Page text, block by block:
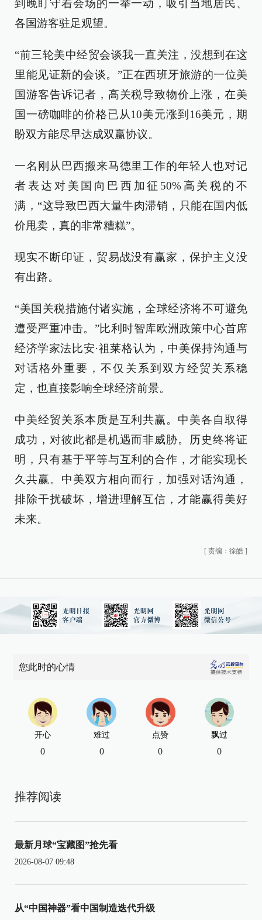
到晚盯守着会场的一举一动，吸引当地居民、
各国游客驻足观望。
“前三轮美中经贸会谈我一直关注，没想到在这
里能见证新的会谈。”正在西班牙旅游的一位美
国游客告诉记者，高关税导致物价上涨，在美
国一磅咖啡的价格已从10美元涨到16美元，期
盼双方能尽早达成双赢协议。
一名刚从巴西搬来马德里工作的年轻人也对记
者表达对美国向巴西加征50%高关税的不
满，“这导致巴西大量牛肉滞销，只能在国内低
价甩卖，真的非常糟糕”。
现实不断印证，贸易战没有赢家，保护主义没
有出路。
“美国关税措施付诸实施，全球经济将不可避免
遭受严重冲击。”比利时智库欧洲政策中心首席
经济学家法比安·祖莱格认为，中美保持沟通与
对话格外重要，不仅关系到双方经贸关系稳
定，也直接影响全球经济前景。
中美经贸关系本质是互利共赢。中美各自取得
成功，对彼此都是机遇而非威胁。历史终将证
明，只有基于平等与互利的合作，才能实现长
久共赢。中美双方相向而行，加强对话沟通，
排除干扰破坏，增进理解互信，才能赢得美好
未来。
[ 责编：徐皓 ]
您此时的心情
开心
0
难过
0
点赞
0
飘过
0
推荐阅读
最新月球“宝藏图”抢先看
2026-08-07 09:48
从“中国神器”看中国制造迭代升级